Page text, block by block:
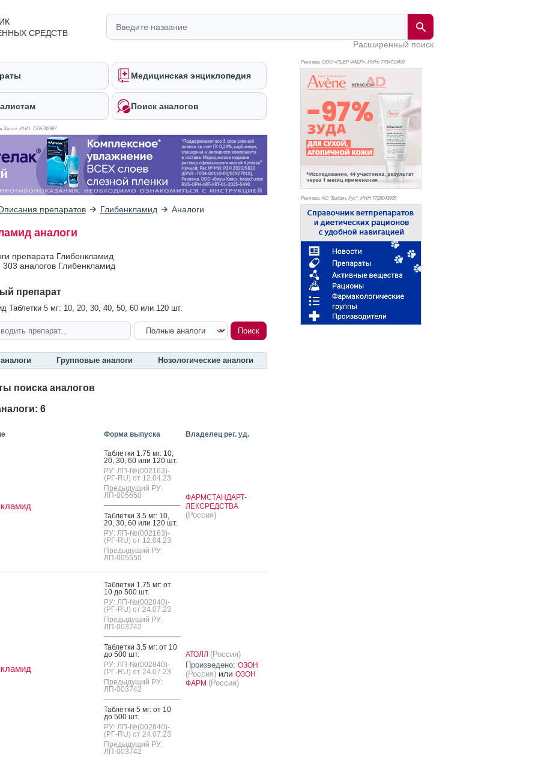
СРЕДСТВ
Расширенный поиск
Медицинская энциклопедия
Поиск аналогов
Хелс», ИНН: 7706782987
препаратов Глибенкламид Аналоги
аналоги
препарата Глибенкламид
303 аналогов Глибенкламид
препарат
Таблетки 5 мг: 10, 20, 30, 40, 50, 60 или 120 шт.
Групповые аналоги Нозологические аналоги
поиска аналогов
6
Форма выпуска Владелец рег. уд.
Таб­летки 1.75 мг: 10,
20, 30, 60 или 120 шт.
РУ: ЛП-№(002163)-
(РГ-RU) от 12.04.23
Предыдущий РУ:
ЛП-005650
Таб­летки 3.5 мг: 10,
20, 30, 60 или 120 шт.
РУ: ЛП-№(002163)-
(РГ-RU) от 12.04.23
Предыдущий РУ:
ЛП-005650
ФАРМСТАНДАРТ-
ЛЕКСРЕДСТВА
(Россия)
Таб­летки 1.75 мг: от
10 до 500 шт.
РУ: ЛП-№(002840)-
(РГ-RU) от 24.07.23
Предыдущий РУ:
ЛП-003742
Таб­летки 3.5 мг: от 10
до 500 шт.
РУ: ЛП-№(002840)-
(РГ-RU) от 24.07.23
Предыдущий РУ:
ЛП-003742
Таб­летки 5 мг: от 10
до 500 шт.
РУ: ЛП-№(002840)-
(РГ-RU) от 24.07.23
Предыдущий РУ:
ЛП-003742
АТОЛЛ (Россия)
Произведено: ОЗОН
(Россия)или ОЗОН
ФАРМ (Россия)
Реклама. ООО «ПЬЕР ФАБР», ИНН: 7704719490
Реклама. АО "Видаль Рус", ИНН 7728043605